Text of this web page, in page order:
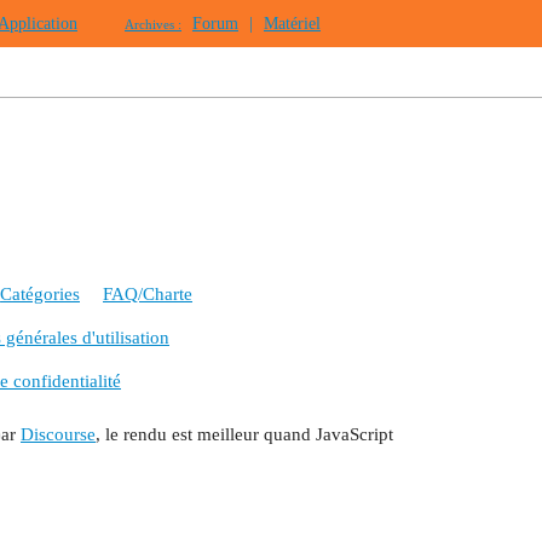
Archives : Forum Matériel
Catégories FAQ/Charte
d'utilisation
confidentialité
Discourse, le rendu est meilleur quand JavaScript